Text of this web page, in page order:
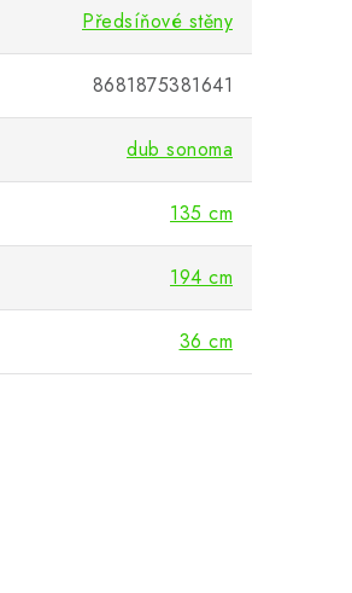
Předsíňové stěny
8681875381641
dub sonoma
135 cm
194 cm
36 cm